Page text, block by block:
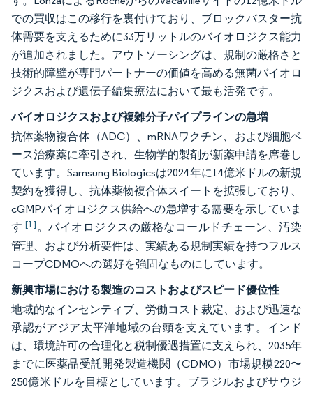
での買収はこの移行を裏付けており、ブロックバスター抗
体需要を支えるために33万リットルのバイオロジクス能力
が追加されました。アウトソーシングは、規制の厳格さと
技術的障壁が専門パートナーの価値を高める無菌バイオロ
ジクスおよび遺伝子編集療法において最も活発です。
バイオロジクスおよび複雑分子パイプラインの急増
抗体薬物複合体（ADC）、mRNAワクチン、および細胞ベ
ース治療薬に牽引され、生物学的製剤が新薬申請を席巻し
ています。Samsung Biologicsは2024年に14億米ドルの新規
契約を獲得し、抗体薬物複合体スイートを拡張しており、
cGMPバイオロジクス供給への急増する需要を示していま
す[1]。バイオロジクスの厳格なコールドチェーン、汚染
管理、および分析要件は、実績ある規制実績を持つフルス
コープCDMOへの選好を強固なものにしています。
新興市場における製造のコストおよびスピード優位性
地域的なインセンティブ、労働コスト裁定、および迅速な
承認がアジア太平洋地域の台頭を支えています。インド
は、環境許可の合理化と税制優遇措置に支えられ、2035年
までに医薬品受託開発製造機関（CDMO）市場規模220〜
250億米ドルを目標としています。ブラジルおよびサウジ